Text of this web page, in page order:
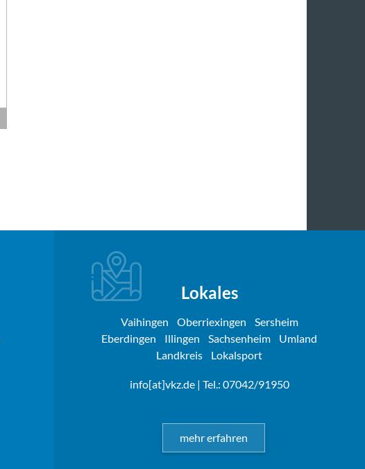
Lokales
Vaihingen Oberriexingen
Sersheim
Eberdingen
Illingen Sachsenheim
Umland
Landkreis
Lokalsport
info[at]vkz.de| Tel.: 07042/91950
mehr erfahren